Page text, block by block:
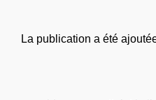
La publication a été